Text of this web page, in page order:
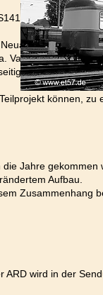
Foto:
der so
Van der Zypen, im
von
können,
Jahre
Aufbau.
Zusammenhang
ARD wird in der